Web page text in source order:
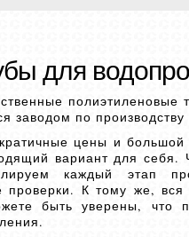
для
заводом по
цены и большой
вариант для себя.
каждый этап
проверки. К тому же,
быть уверены, что